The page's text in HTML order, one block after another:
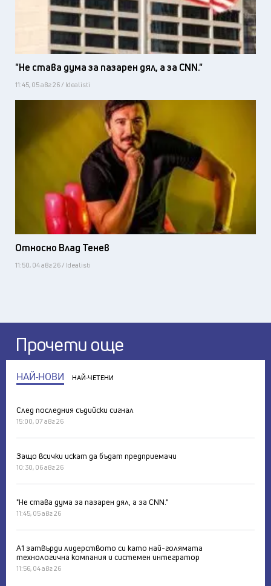
"Не става дума за пазарен дял, а за CNN."
11:45, 05 авг 26 / Idealisti
Относно Влад Тенев
11:50, 04 авг 26 / Idealisti
Прочети още
НАЙ-НОВИ НАЙ-ЧЕТЕНИ
След последния съдийски сигнал
15:00, 07 авг 26
Защо всички искат да бъдат предприемачи
10:30, 06 авг 26
"Не става дума за пазарен дял, а за CNN."
11:45, 05 авг 26
А1 затвърди лидерството си като най-голямата
технологична компания и системен интегратор
11:56, 04 авг 26